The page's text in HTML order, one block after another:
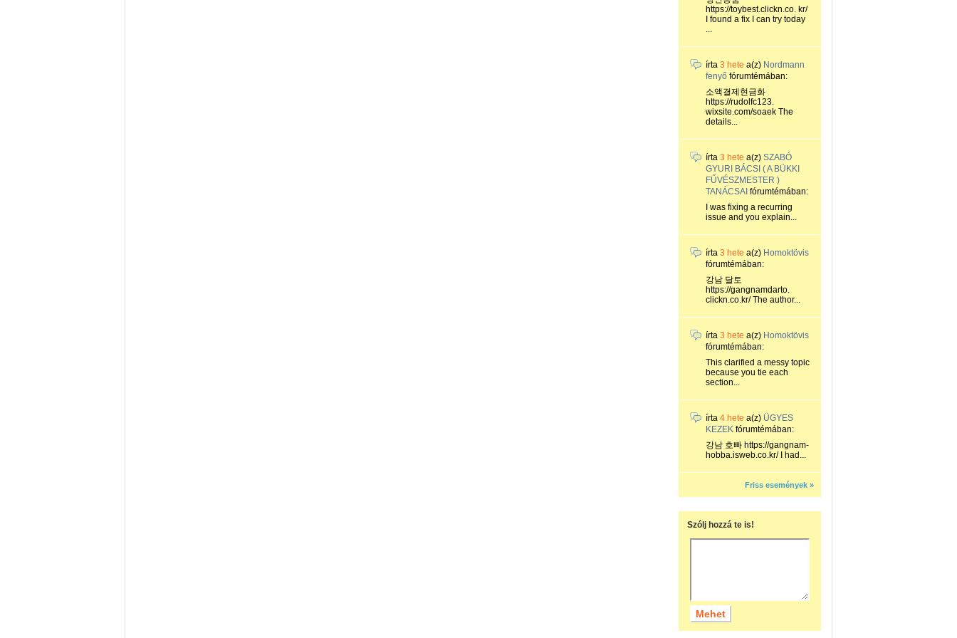
https://toybest.clickn.co. kr/
I found a fix I can try today
...
írta 3 hete a(z) Nordmann
fenyő fórumtémában:
소액결제현금화
https://rudolfc123.
wixsite.com/soaek The
details...
írta 3 hete a(z) SZABÓ
GYURI BÁCSI ( A BÜKKI
FŰVÉSZMESTER )
TANÁCSAI fórumtémában:
I was fixing a recurring
issue and you explain...
írta 3 hete a(z) Homoktövis
fórumtémában:
강남 달토
https://gangnamdarto.
clickn.co.kr/ The author...
írta 3 hete a(z) Homoktövis
fórumtémában:
This clarified a messy topic
because you tie each
section...
írta 4 hete a(z) ÜGYES
KEZEK fórumtémában:
강남 호빠 https://gangnam-
hobba.isweb.co.kr/ I had...
Friss események »
Szólj hozzá te is!